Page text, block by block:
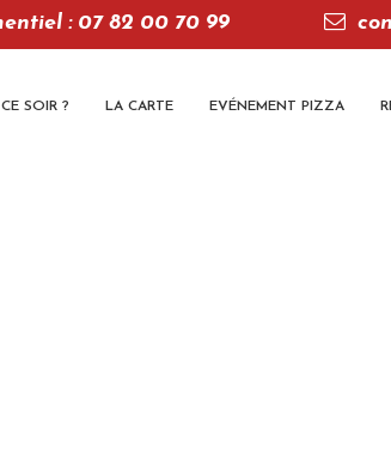
: 07 82 00 70 99
SOIR ? LA CARTE EVÉNEMENT PIZZA